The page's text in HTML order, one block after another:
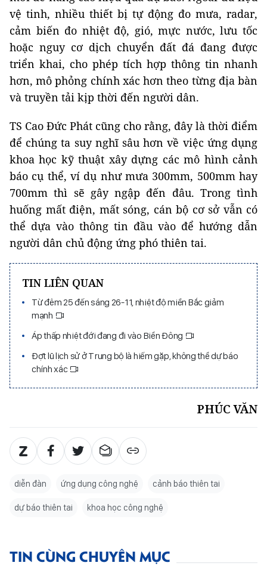
vệ tinh, nhiều thiết bị tự động đo mưa, radar,
cảm biến đo nhiệt độ, gió, mực nước, lưu tốc
hoặc nguy cơ dịch chuyển đất đá đang được
triển khai, cho phép tích hợp thông tin nhanh
hơn, mô phỏng chính xác hơn theo từng địa bàn
và truyền tải kịp thời đến người dân.
TS Cao Đức Phát cũng cho rằng, đây là thời điểm
để chúng ta suy nghĩ sâu hơn về việc ứng dụng
khoa học kỹ thuật xây dựng các mô hình cảnh
báo cụ thể, ví dụ như mưa 300mm, 500mm hay
700mm thì sẽ gây ngập đến đâu. Trong tình
huống mất điện, mất sóng, cán bộ cơ sở vẫn có
thể dựa vào thông tin đầu vào để hướng dẫn
người dân chủ động ứng phó thiên tai.
TIN LIÊN QUAN
Từ đêm 25 đến sáng 26-11, nhiệt độ miền Bắc giảm
mạnh
Áp thấp nhiệt đới đang đi vào Biển Đông
Đợt lũ lịch sử ở Trung bộ là hiếm gặp, không thể dự báo
chính xác
PHÚC VĂN
diễn đàn ứng dụng công nghệ cảnh báo thiên tai
dự báo thiên tai khoa học công nghệ
TIN CÙNG CHUYÊN MỤC